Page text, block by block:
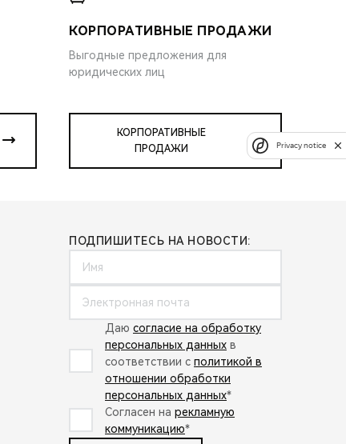
КОРПОРАТИВНЫЕ ПРОДАЖИ
Выгодные предложения для
юридических лиц
КОРПОРАТИВНЫЕ
ПРОДАЖИ
ПОДПИШИТЕСЬ НА НОВОСТИ:
Даю согласие на обработку
персональных данных в
соответствии с политикой в
отношении обработки
персональных данных*
Согласен на рекламную
коммуникацию*
Privacy notice